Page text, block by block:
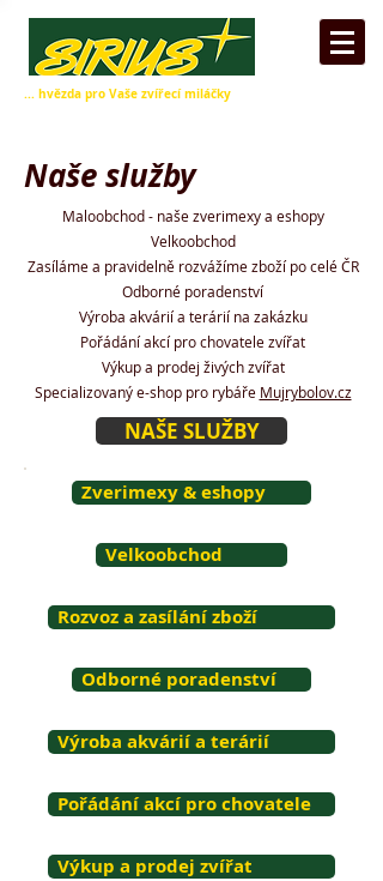
... hvězda pro Vaše zvířecí miláčky
Naše služby
Maloobchod - naše zverimexy a eshopy
Velkoobchod
Zasíláme a pravidelně rozvážíme zboží po celé ČR
Odborné poradenství
Výroba akvárií a terárií na zakázku
Pořádání akcí pro chovatele zvířat
Výkup a prodej živých zvířat
Specializovaný e-shop pro rybáře Mujrybolov.cz
NAŠE SLUŽBY
Zverimexy & eshopy
Velkoobchod
Rozvoz a zasílání zboží
Odborné poradenství
Výroba akvárií a terárií
Pořádání akcí pro chovatele
Výkup a prodej zvířat